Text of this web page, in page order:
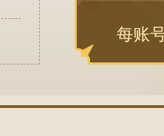
每账